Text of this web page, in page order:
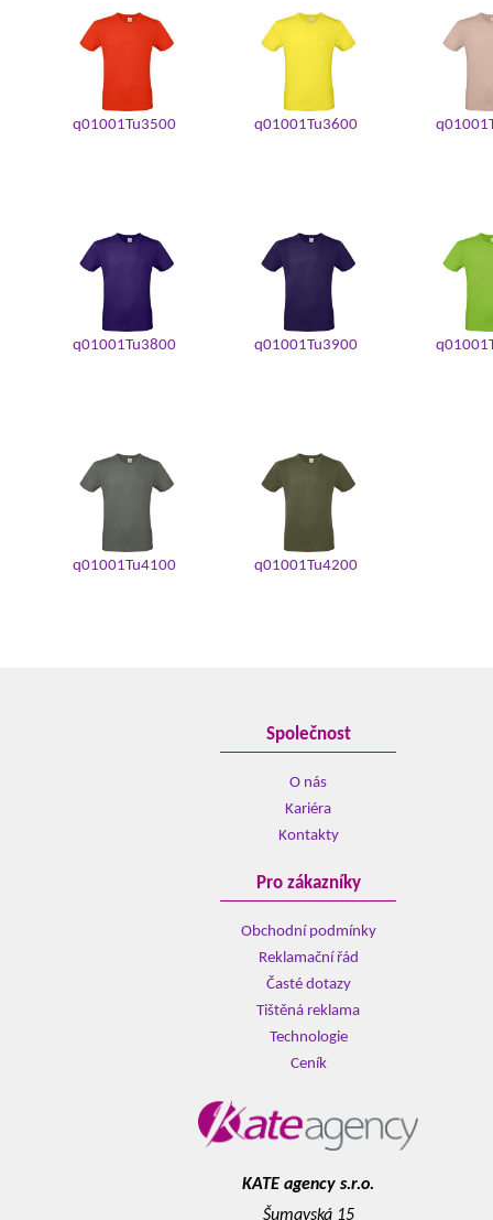
q01001Tu3500 q01001Tu3600
q01001Tu3800 q01001Tu3900
q01001Tu4100 q01001Tu4200
Společnost
O nás
Kariéra
Kontakty
Pro zákazníky
Obchodní podmínky
Reklamační řád
Časté dotazy
Tištěná reklama
Technologie
Ceník
KATE agency s.r.o.
Šumavská 15